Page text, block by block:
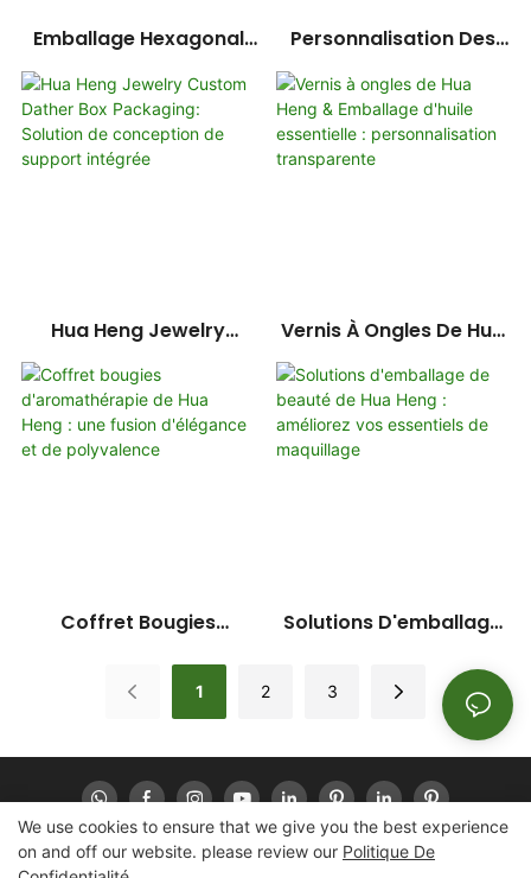
Emballage Hexagonal
Couvercle Relevable
Pour Flacons De Parfum
Et D'huiles Essentielles
Personnalisation Des
Boîtes À Bijoux Verts Et
Verts Écologiques:
Solution D'emballage De
Bijoux Complet
Hua Heng Jewelry
Packaging: Solution De
Conception De Support
Intégrée
Vernis À Ongles De Hua
D'huile Essentielle :
Personnalisation
Transparente
Coffret Bougies
Hua Heng : Une Fusion
D'élégance Et De
Polyvalence
Solutions D'emballage
Améliorez Vos Essentiels
De Maquillage
1 2 3
We use cookies to ensure that we give you the best experience
on and off our website. please review our Politique De